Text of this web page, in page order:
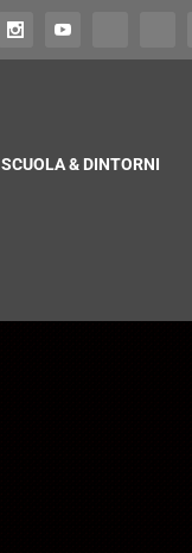
SCUOLA & DINTORNI